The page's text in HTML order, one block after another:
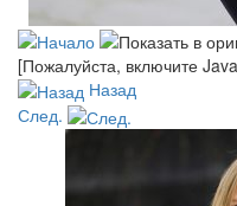
[Пожалуйста, включите
Назад
След.